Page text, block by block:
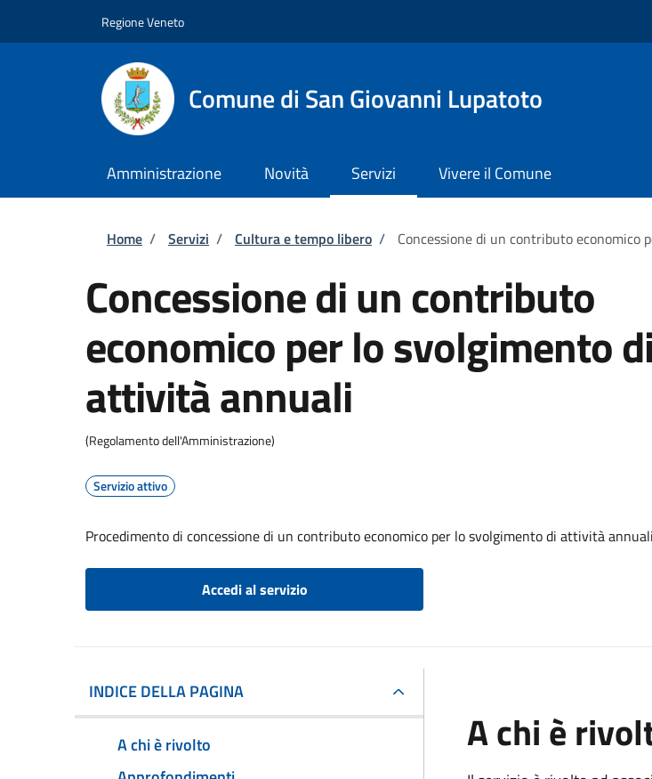
Regione Veneto
Comune di San Giovanni Lupatoto
Amministrazione Novità Servizi Vivere il Comune
Briciole di pane
Home / Servizi / Cultura e tempo libero / Concessione di un contributo
Concessione di un contributo
economico per lo svolgimento di
attività annuali
(Regolamento dell'Amministrazione)
Servizio attivo
Procedimento di concessione di un contributo economico per lo svolgimento di attività annuali
Accedi al servizio
INDICE DELLA PAGINA
A chi è rivolto
A chi è